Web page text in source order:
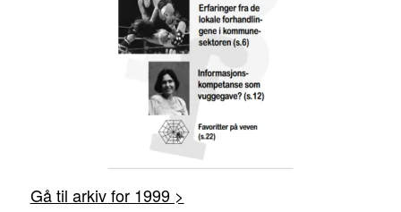
Gå til arkiv for 1999 >